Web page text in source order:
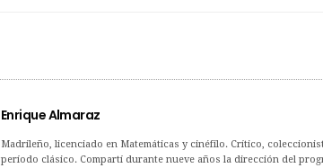
Enrique Almaraz
Madrileño, licenciado en Matemáticas y cinéfilo. Crítico,
período clásico. Compartí durante nueve años la dirección del